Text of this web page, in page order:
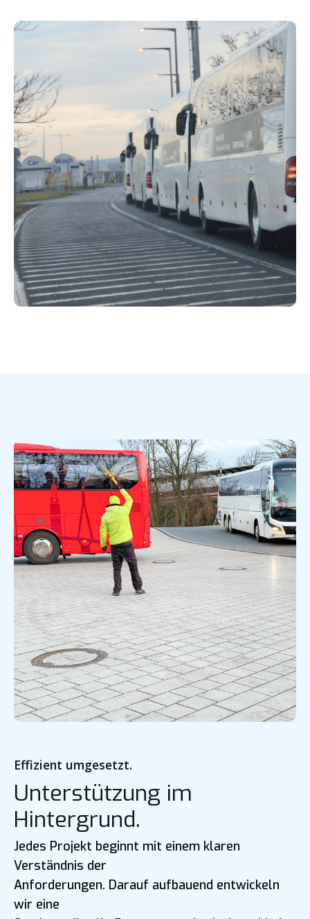
Effizient umgesetzt.
Unterstützung im
Hintergrund.
Jedes Projekt beginnt mit einem klaren
Verständnis der
Anforderungen. Darauf aufbauend entwickeln
wir eine